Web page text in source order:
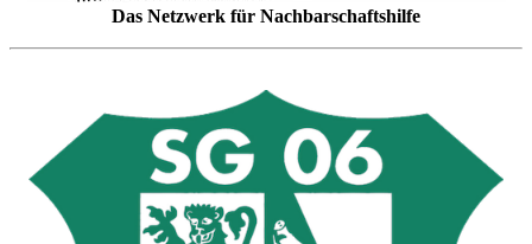
Das Netzwerk für Nachbarschaftshilfe